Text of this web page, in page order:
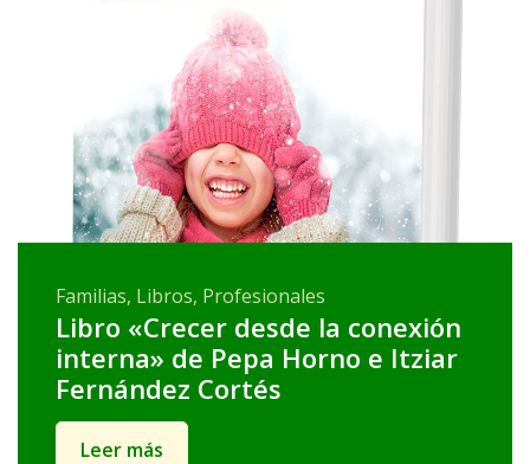
Familias, Libros, Profesionales
Libro «Crecer desde la conexión
interna» de Pepa Horno e Itziar
Fernández Cortés
Leer más